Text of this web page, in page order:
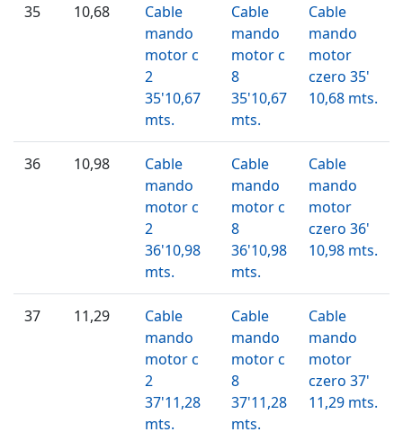
35 10,68
Cable
mando
motor c
2
35'10,67
mts.
Cable
mando
motor c
8
35'10,67
mts.
Cable
mando
motor
czero 35'
10,68 mts.
36 10,98
Cable
mando
motor c
2
36'10,98
mts.
Cable
mando
motor c
8
36'10,98
mts.
Cable
mando
motor
czero 36'
10,98 mts.
37 11,29
Cable
mando
motor c
2
37'11,28
mts.
Cable
mando
motor c
8
37'11,28
mts.
Cable
mando
motor
czero 37'
11,29 mts.